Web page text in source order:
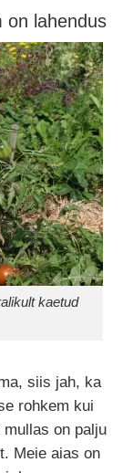
on lahendus
kaetud
siis jah, ka
rohkem kui
on palju
Meie aias on